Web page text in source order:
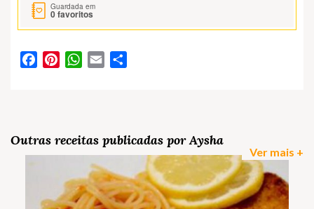
Guardada em
0favoritos
FacebookPinterestWhatsApp
Email
Outras receitas publicadas por Aysha
Ver mais +